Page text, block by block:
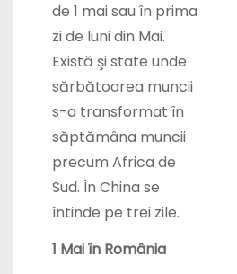
zi de luni din Mai.
Există şi state unde
sărbătoarea muncii
s-a transformat în
săptămâna muncii
precum Africa de
Sud. În China se
întinde pe trei zile.
1 Mai în România
În ţara noastră